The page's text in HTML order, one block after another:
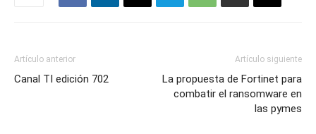
Artículo anterior
Canal TI edición 702
Artículo siguiente
La propuesta de Fortinet para
combatir el ransomware en
las pymes